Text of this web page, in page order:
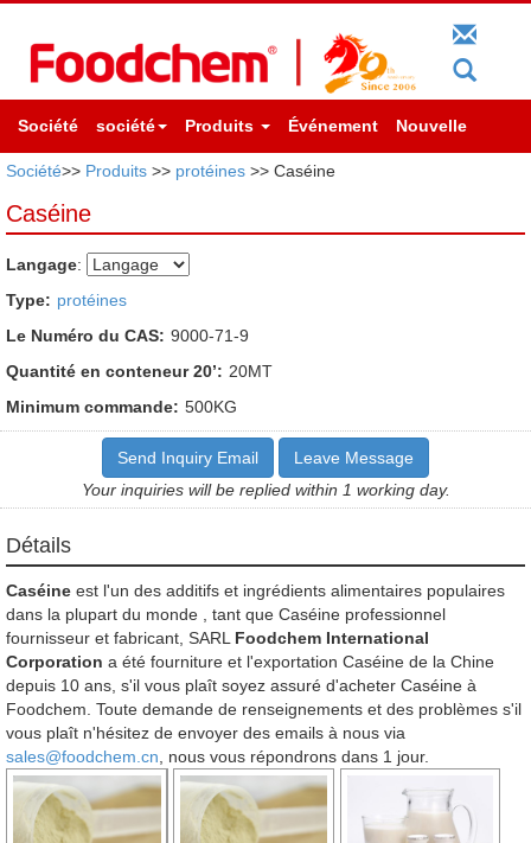
Société société Produits Événement Nouvelle
Société>> Produits >> protéines >> Caséine
Caséine
Langage:
Type: protéines
Le Numéro du CAS: 9000-71-9
Quantité en conteneur 20’: 20MT
Minimum commande: 500KG
Send Inquiry Email
Leave Message
Your inquiries will be replied within 1 working day.
Détails
Caséine est l'un des additifs et ingrédients alimentaires populaires
dans la plupart du monde , tant que Caséine professionnel
fournisseur et fabricant, SARL Foodchem International
Corporation a été fourniture et l'exportation Caséine de la Chine
depuis 10 ans, s'il vous plaît soyez assuré d'acheter Caséine à
Foodchem. Toute demande de renseignements et des problèmes s'il
vous plaît n'hésitez de envoyer des emails à nous via
sales@foodchem.cn , nous vous répondrons dans 1 jour.